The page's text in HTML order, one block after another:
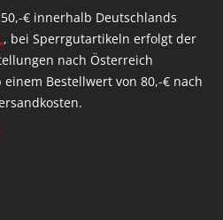
€ innerhalb Deutschlands
, bei Sperrgutartikeln erfolgt der
nach Österreich
einem Bestellwert von 80,-€ nach